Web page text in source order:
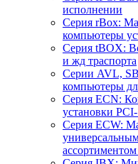
исполнении
Серия rBox:
компьютеры
Серия tBOX:
и жд траспорта
Серии AVL,
компьютеры
Серия ECN:
установки
Серия ECW: